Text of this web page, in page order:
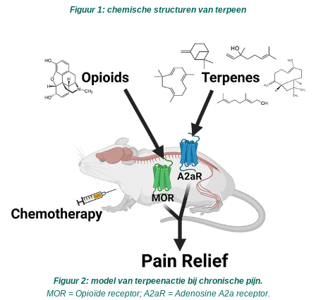
Figuur 1: chemische structuren van terpeen
Figuur 2: model van terpeenactie bij chronische pijn.
MOR = Opioïde receptor; A2aR = Adenosine A2a receptor.